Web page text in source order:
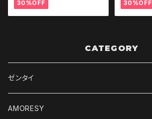
30%OFF 30%OFF
CATEGORY
ゼンタイ
デジタルコンテンツ
AMORESY